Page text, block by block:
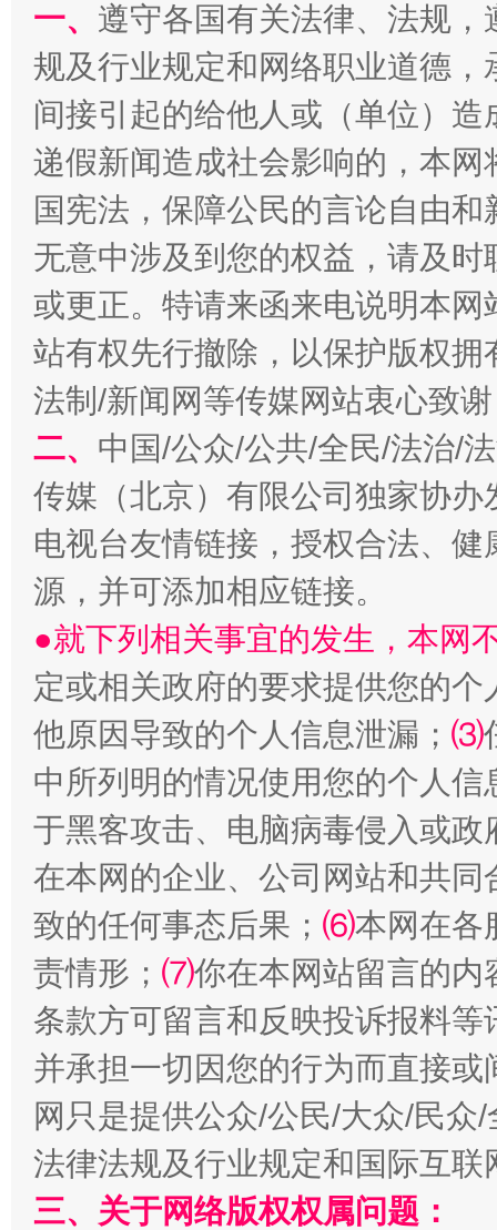
今
习近平的博鳌关键词
魏明亮
“刷贴”乱象丛生
揭批美国五大"原罪" "
一、 遵守各国有关法律、法规
规及行业规定和网络职业道德
间接引起的给他人或（单位）
递假新闻造成社会影响的，本
国宪法，保障公民的言论自由
无意中涉及到您的权益，请及
或更正。特请来函来电说明本
站有权先行撤除，以保护版权
法制/新闻网等传媒网站衷心致
二、 中国/公众/公共/全民/法治/
传媒（北京）有限公司独家协
电视台友情链接，授权合法、
源，并可添加相应链接。
●就下列相关事宜的发生，本网
定或相关政府的要求提供您的个
他原因导致的个人信息泄漏； ⑶
中所列明的情况使用您的个人
于黑客攻击、电脑病毒侵入或
在本网的企业、公司网站和共
致的任何事态后果； ⑹本网在各
责情形； ⑺你在本网站留言的内
条款方可留言和反映投诉报料
并承担一切因您的行为而直接
网只是提供公众/公民/大众/民
法律法规及行业规定和国际互
三、关于网络版权权属问题：